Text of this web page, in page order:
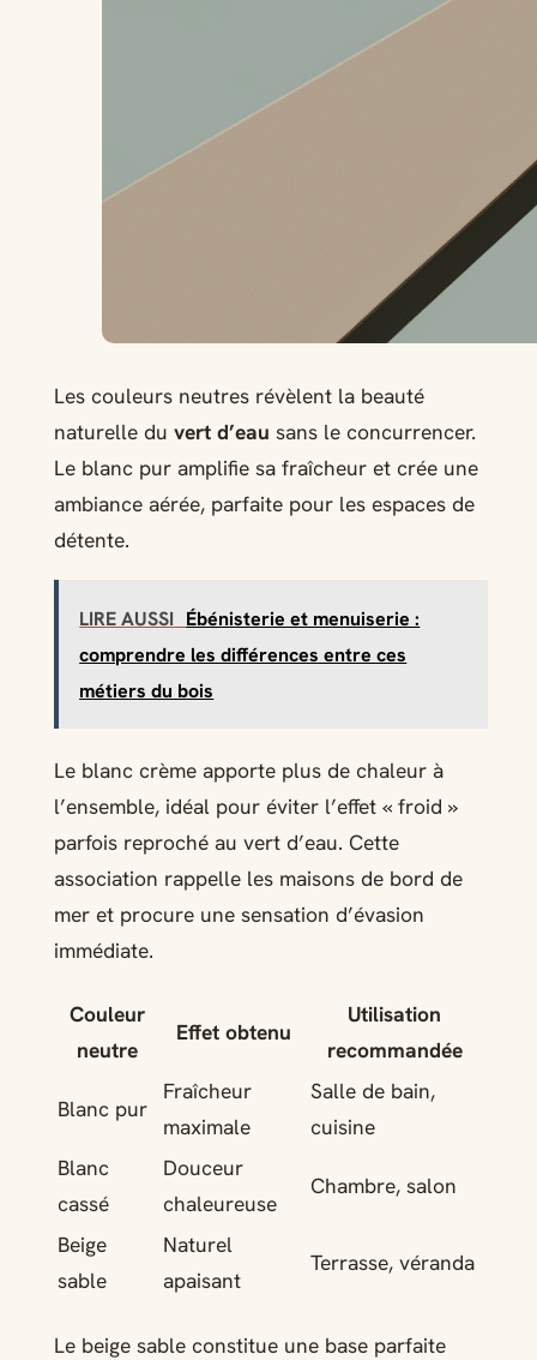
Les couleurs neutres révèlent la beauté
naturelle du vert d’eau sans le concurrencer.
Le blanc pur amplifie sa fraîcheur et crée une
ambiance aérée, parfaite pour les espaces de
détente.
LIRE AUSSI Ébénisterie et menuiserie :
comprendre les différences entre ces
métiers du bois
Le blanc crème apporte plus de chaleur à
l’ensemble, idéal pour éviter l’effet « froid »
parfois reproché au vert d’eau. Cette
association rappelle les maisons de bord de
mer et procure une sensation d’évasion
immédiate.
Couleur
neutre
Effet obtenu
Utilisation
recommandée
Blanc pur
Fraîcheur
maximale
Salle de bain,
cuisine
Blanc
cassé
Douceur
chaleureuse
Chambre, salon
Beige
sable
Naturel
apaisant
Terrasse, véranda
Le beige sable constitue une base parfaite